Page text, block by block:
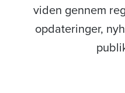
viden gennem
opdateringer,